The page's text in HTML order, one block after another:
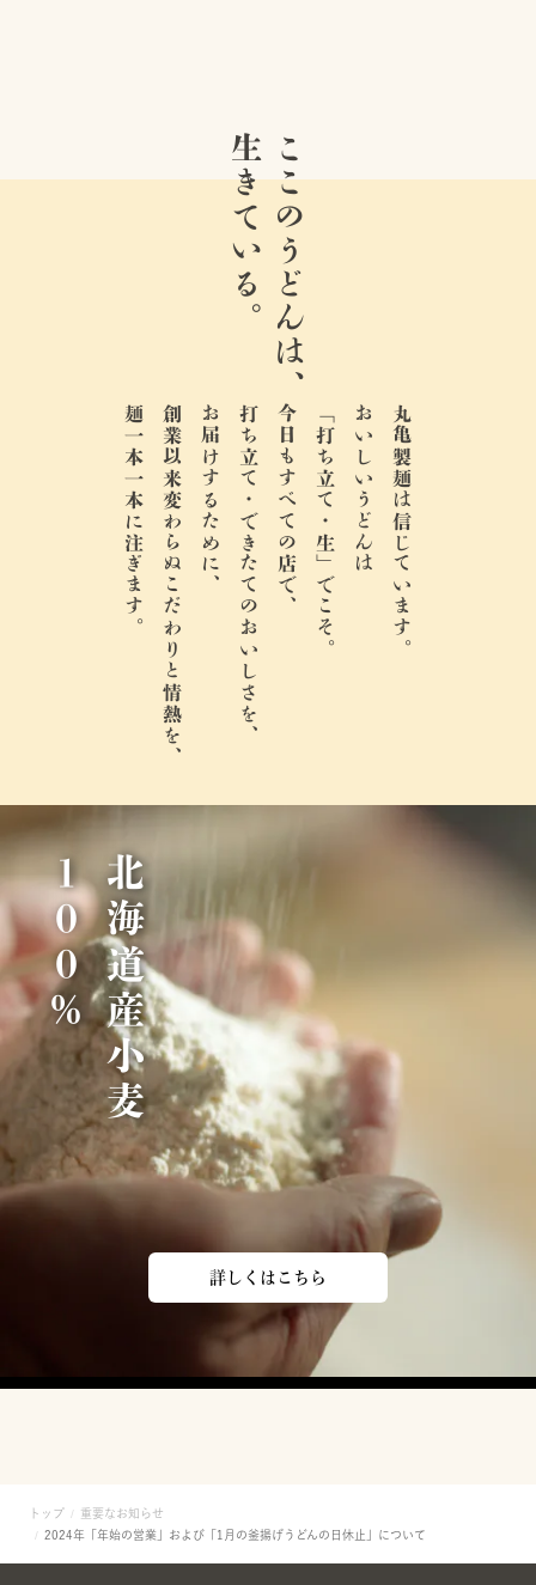
ここのうどんは、
生きている。
丸亀製麺は信じています。
おいしいうどんは
「打ち立て・生」でこそ。
今日もすべての店で、
打ち立て・できたてのおいしさを、
お届けするために、
創業以来変わらぬこだわりと情熱を、
麺一本一本に注ぎます。
北
海
道
産
小
麦
1
0
0
％
詳しくはこちら
トップ
重要なお知らせ
2024年「年始の営業」および「1月の釜揚げうどんの日休止」について